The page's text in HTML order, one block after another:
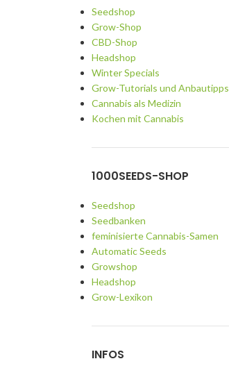
Seedshop
Grow-Shop
CBD-Shop
Headshop
Winter Specials
Grow-Tutorials und Anbautipps
Cannabis als Medizin
Kochen mit Cannabis
1000SEEDS-SHOP
Seedshop
Seedbanken
feminisierte Cannabis-Samen
Automatic Seeds
Growshop
Headshop
Grow-Lexikon
INFOS